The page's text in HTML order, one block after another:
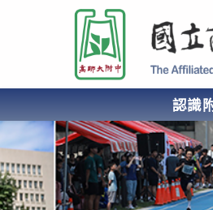
要
容
國立高雄師範大學附屬高級中學
認識
AFFILIATED SENIOR HIGH